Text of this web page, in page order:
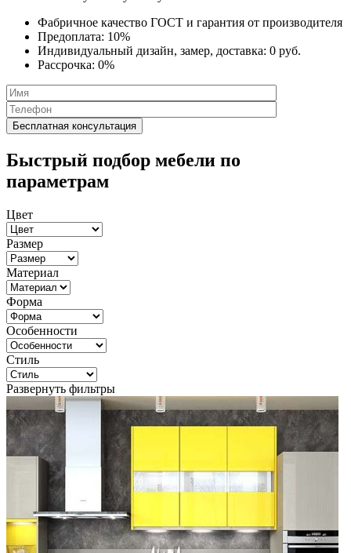
Фабричное качество ГОСТ и гарантия от производителя
Предоплата: 10%
Индивидуальный дизайн, замер, доставка: 0 руб.
Рассрочка: 0%
Быстрый подбор мебели по
параметрам
Цвет
Размер
Материал
Форма
Особенности
Стиль
Развернуть фильтры